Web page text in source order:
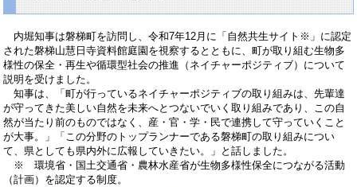
内堀知事は磐梯町を訪問し、令和7年12月に「自然共生サイト※」に認定
された磐梯山慧日寺資料館庭園を視察するとともに、町が取り組む生物多
様性の保全・再生や循環型社会の推進（ネイチャーポジティブ）について
説明を受けました。
知事は、「町が行っているネイチャーポジティブの取り組みは、先輩達
が守ってきた美しい自然を未来へとつないでいく取り組みであり、この自
然が当たり前のものではなく、産・官・学・民で連携して守っていくこと
が大事。」「この分野のトップランナーである磐梯町の取り組みについ
て、県としても県内外に広報していきたい。」と話しました。
※ 環境省・国土交通省・農林水産省が生物多様性保全につながる活動
（計画）を認定する制度。